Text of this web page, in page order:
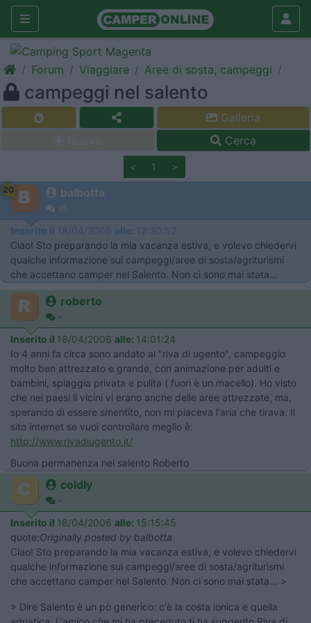
Forum Viaggiare Aree di sosta, campeggi
campeggi nel salento
Galleria
Cerca
< 1 >
20 balbotta
95
Inserito il 18/04/2006 alle: 12:30:52
Ciao! Sto preparando la mia vacanza estiva, e volevo chiedervi
qualche informazione sui campeggi/aree di sosta/agriturismi
che accettano camper nel Salento. Non ci sono mai stata...
roberto
-
Inserito il 18/04/2006 alle: 14:01:24
Io 4 anni fa circa sono andato al "riva di ugento", campeggio
molto ben attrezzato e grande, con animazione per adulti e
bambini, spiaggia privata e pulita ( fuori è un macello). Ho visto
che nei paesi lì vicini vi erano anche delle aree attrezzate, ma,
sperando di essere smentito, non mi piaceva l'aria che tirava. Il
sito internet se vuoi controllare meglio è:
http://www.rivadiugento.it/
Buona permanenza nel salento Roberto
coldly
-
Inserito il 18/04/2006 alle: 15:15:45
quote:Originally posted by balbotta
Ciao! Sto preparando la mia vacanza estiva, e volevo chiedervi
qualche informazione sui campeggi/aree di sosta/agriturismi
che accettano camper nel Salento. Non ci sono mai stata... >
> Dire Salento è un pò generico: c'è la costa ionica e quella